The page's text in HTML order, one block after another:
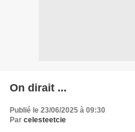
On dirait ...
Publié le 23/06/2025 à 09:30
Par celesteetcie